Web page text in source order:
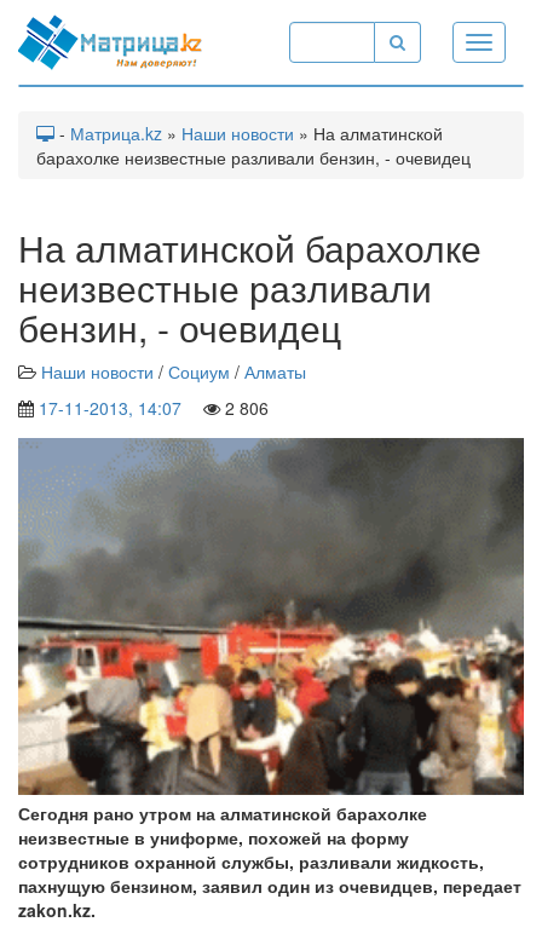
Toggle
- Матрица.kz » Наши новости » На алматинской
барахолке неизвестные разливали бензин, - очевидец
На алматинской барахолке
неизвестные разливали
бензин, - очевидец
Наши новости / Социум / Алматы
17-11-2013, 14:07
2 806
Сегодня рано утром на алматинской барахолке
неизвестные в униформе, похожей на форму
сотрудников охранной службы, разливали жидкость,
пахнущую бензином, заявил один из очевидцев, передает
zakon.kz.